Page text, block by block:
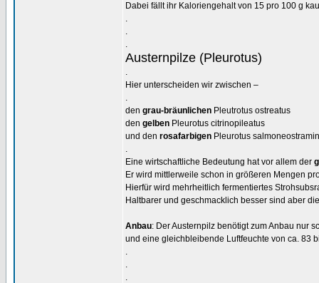
Dabei fällt ihr Kaloriengehalt von 15 pro 100 g
.
.
.
Austernpilze (Pleurotus)
.
Hier unterscheiden wir zwischen –
.
den grau-bräunlichen Pleutrotus ostreatus
den gelben Pleurotus citrinopileatus
und den rosafarbigen Pleurotus
.
Eine wirtschaftliche Bedeutung hat vor allem der
Er wird mittlerweile schon in größeren Mengen
Hierfür wird mehrheitlich fermentiertes
Haltbarer und geschmacklich besser sind aber
Anbau: Der Austernpilz benötigt zum Anbau nur
und eine gleichbleibende Luftfeuchte von ca. 83
.
.
.